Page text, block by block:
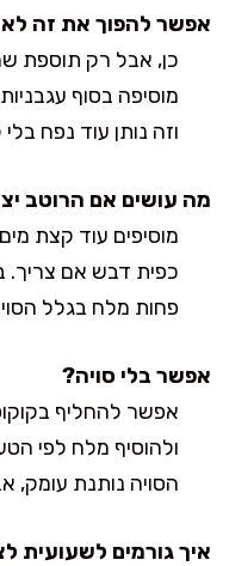
אפשר להפוך את זה
כן, אבל רק תוספת
מוסיפה בסוף
וזה נותן עוד נפח
מה עושים אם הרוטב
מוסיפים עוד קצת
כפית דבש אם
פחות מלח בגלל
אפשר בלי סויה?
אפשר להחליף
ולהוסיף מלח לפי
הסויה נותנת עומק,
איך גורמים לשעועית